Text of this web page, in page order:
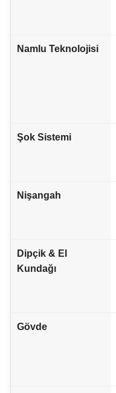
Namlu Teknolojisi
Şok Sistemi
Nişangah
Dipçik & El
Kundağı
Gövde